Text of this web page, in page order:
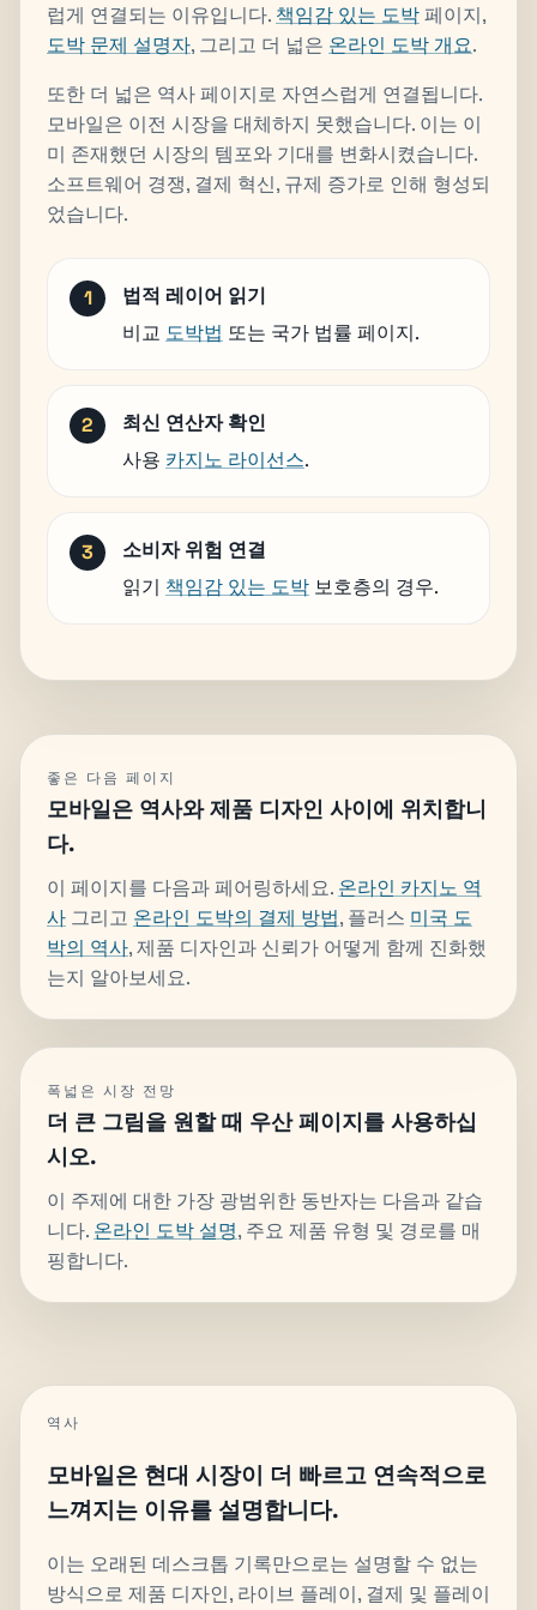
럽게 연결되는 이유입니다. 책임감 있는 도박페이지,
도박 문제 설명자, 그리고 더 넓은 온라인 도박 개요.
또한 더 넓은 역사 페이지로 자연스럽게 연결됩니다.
모바일은 이전 시장을 대체하지 못했습니다. 이는 이
미 존재했던 시장의 템포와 기대를 변화시켰습니다.
소프트웨어 경쟁, 결제 혁신, 규제 증가로 인해 형성되
었습니다.
법적 레이어 읽기
비교 도박법 또는 국가 법률 페이지.
최신 연산자 확인
사용 카지노 라이선스.
소비자 위험 연결
읽기 책임감 있는 도박 보호층의 경우.
좋은 다음 페이지
모바일은 역사와 제품 디자인 사이에 위치합니
다.
이 페이지를 다음과 페어링하세요. 온라인 카지노 역
사 그리고 온라인 도박의 결제 방법, 플러스 미국 도
박의 역사, 제품 디자인과 신뢰가 어떻게 함께 진화했
는지 알아보세요.
폭넓은 시장 전망
더 큰 그림을 원할 때 우산 페이지를 사용하십
시오.
이 주제에 대한 가장 광범위한 동반자는 다음과 같습
니다. 온라인 도박 설명, 주요 제품 유형 및 경로를 매
핑합니다.
역사
모바일은 현대 시장이 더 빠르고 연속적으로
느껴지는 이유를 설명합니다.
이는 오래된 데스크톱 기록만으로는 설명할 수 없는
방식으로 제품 디자인, 라이브 플레이, 결제 및 플레이